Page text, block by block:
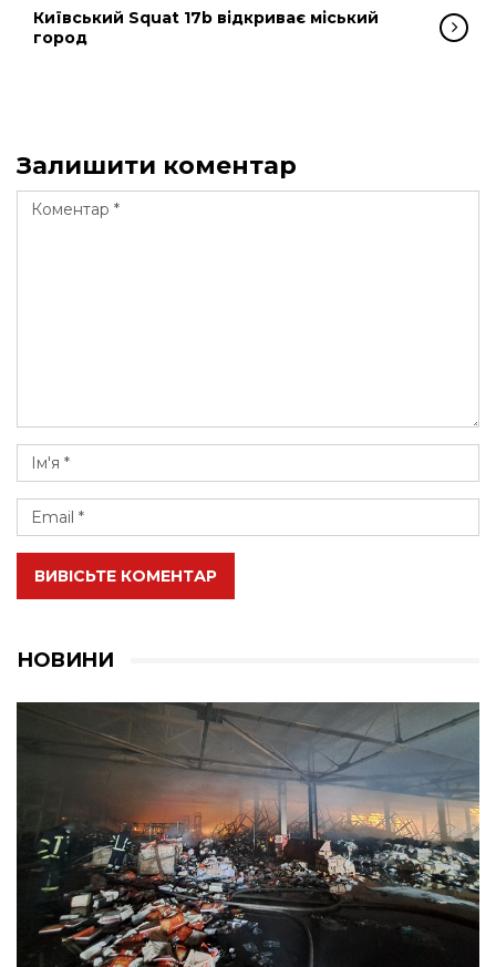
Київський Squat 17b відкриває міський
город
Залишити коментар
ВИВІСЬТЕ КОМЕНТАР
НОВИНИ